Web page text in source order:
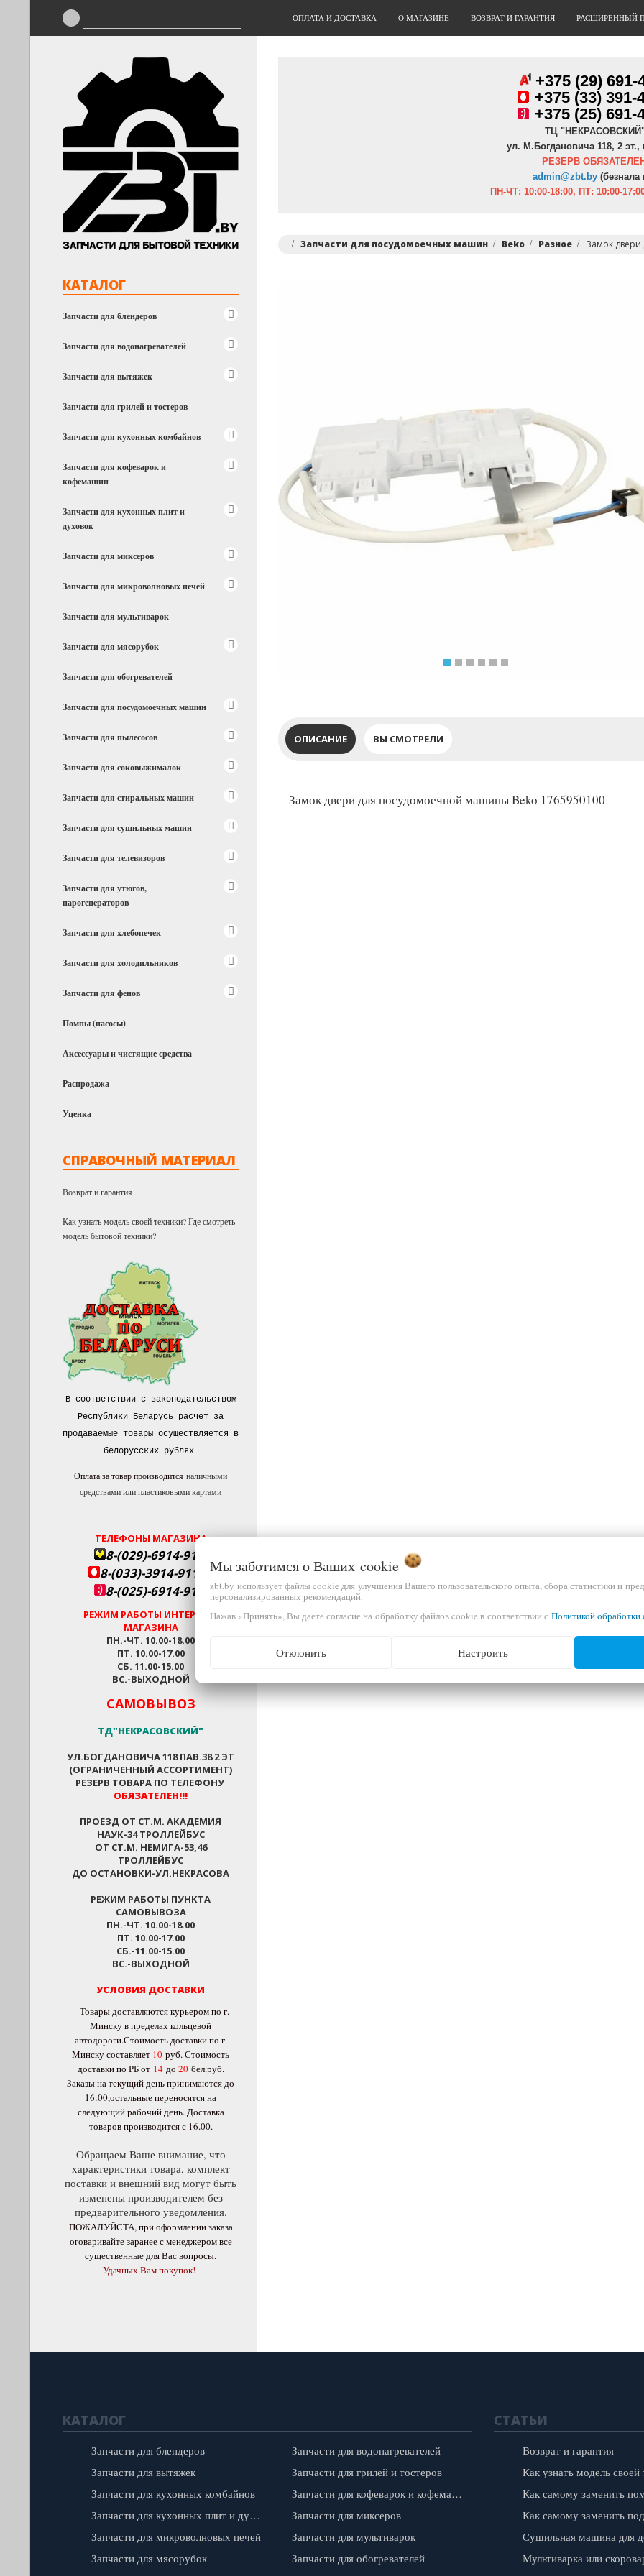
ОПЛАТА И ДОСТАВКА О МАГАЗИНЕ ВОЗВРАТ И ГАРАНТИЯ РАСШИРЕННЫЙ
КАТАЛОГ
Запчасти для блендеров
Запчасти для водонагревателей
Запчасти для вытяжек
Запчасти для грилей и тостеров
Запчасти для кухонных комбайнов
Запчасти для кофеварок и
кофемашин
Запчасти для кухонных плит и
духовок
Запчасти для миксеров
Запчасти для микроволновых печей
Запчасти для мультиварок
Запчасти для мясорубок
Запчасти для обогревателей
Запчасти для посудомоечных машин
Запчасти для пылесосов
Запчасти для соковыжималок
Запчасти для стиральных машин
Запчасти для сушильных машин
Запчасти для телевизоров
Запчасти для утюгов,
парогенераторов
Запчасти для хлебопечек
Запчасти для холодильников
Запчасти для фенов
Помпы (насосы)
Аксессуары и чистящие средства
Распродажа
Уценка
СПРАВОЧНЫЙ МАТЕРИАЛ
Возврат и гарантия
Как узнать модель своей техники? Где смотреть
модель бытовой техники?
В соответствии с законодательством
Республики Беларусь расчет за
продаваемые товары осуществляется в
белорусских рублях.
Оплата за товар производится наличными
средствами или пластиковыми картами
ТЕЛЕФОНЫ МАГАЗИНА
8-(029)-6914-911
8-(033)-3914-911
8-(025)-6914-911
РЕЖИМ РАБОТЫ ИНТЕРНЕТ-
МАГАЗИНА
ПН.-ЧТ. 10.00-18.00
ПТ. 10.00-17.00
СБ. 11.00-15.00
ВС.-ВЫХОДНОЙ
САМОВЫВОЗ
ТД"НЕКРАСОВСКИЙ"
УЛ.БОГДАНОВИЧА 118 ПАВ.38 2 ЭТ
(ОГРАНИЧЕННЫЙ АССОРТИМЕНТ)
РЕЗЕРВ ТОВАРА ПО ТЕЛЕФОНУ
ОБЯЗАТЕЛЕН!!!
ПРОЕЗД ОТ СТ.М. АКАДЕМИЯ
НАУК-34 ТРОЛЛЕЙБУС
ОТ СТ.М. НЕМИГА-53,46
ТРОЛЛЕЙБУС
ДО ОСТАНОВКИ-УЛ.НЕКРАСОВА
РЕЖИМ РАБОТЫ ПУНКТА
САМОВЫВОЗА
ПН.-ЧТ. 10.00-18.00
ПТ. 10.00-17.00
СБ.-11.00-15.00
ВС.-ВЫХОДНОЙ
УСЛОВИЯ ДОСТАВКИ
Товары доставляются курьером по г.
Минску в пределах кольцевой
автодороги.Стоимость доставки по г.
Минску составляет 10 руб. Стоимость
доставки по РБ от 14до 20 бел.руб.
Заказы на текущий день принимаются до
16:00,остальные переносятся на
следующий рабочий день. Доставка
товаров производится с 16.00.
Обращаем Ваше внимание, что
характеристики товара, комплект
поставки и внешний вид могут быть
изменены производителем без
предварительного уведомления.
ПОЖАЛУЙСТА, при оформлении заказа
оговаривайте заранее с менеджером все
существенные для Вас вопросы.
Удачных Вам покупок!
+375 (29) 691-
+375 (33) 391-
+375 (25) 691-
ТЦ
ул. М.Богдановича 118, 2 эт.,
РЕЗЕРВ
admin@zbt.by (безнала
ПН-ЧТ: 10:00-18:00, ПТ: 10:00-
Запчасти для посудомоечных машин Beko Разное Замок
ОПИСАНИЕ ВЫ СМОТРЕЛИ
Замок двери для посудомоечной машины Beko 1765950100
КАТАЛОГ
Запчасти для блендеров
Запчасти для водонагревателей
Запчасти для вытяжек
Запчасти для грилей и тостеров
Запчасти для кухонных комбайнов
Запчасти для кофеварок и кофемашин
Запчасти для кухонных плит и духовок
Запчасти для миксеров
Запчасти для микроволновых печей
Запчасти для мультиварок
Запчасти для мясорубок
Запчасти для обогревателей
СТАТЬИ
Возврат и гарантия
Мы заботимся о Ваших cookie
zbt.by использует файлы cookie для улучшения Вашего пользовательского опыта, сбора статистики и
персонализированных рекомендаций.
Нажав «Принять», Вы даете согласие на обработку файлов cookie в соответствии с Политикой
Отклонить Настроить